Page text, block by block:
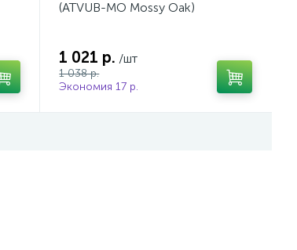
(ATVUB-MO Mossy Oak)
1 021 р. /шт
1 038 р.
Экономия 17 р.